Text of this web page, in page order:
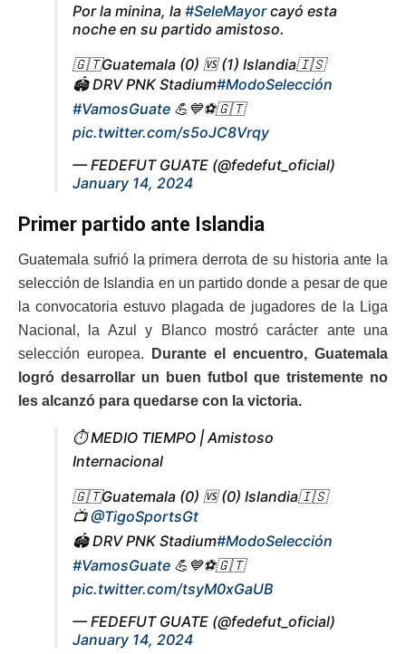
Por la minina, la #SeleMayorcayó esta
noche en su partido amistoso.
🇬🇹Guatemala (0) 🆚 (1) Islandia🇮🇸
🏟 DRV PNK Stadium#ModoSelección
#VamosGuate 💪💙⚽️🇬🇹
pic.twitter.com/s5oJC8Vrqy
— FEDEFUT GUATE (@fedefut_oficial)
January 14, 2024
Primer partido ante Islandia
Guatemala sufrió la primera derrota de su historia ante la
selección de Islandia en un partido donde a pesar de que
la convocatoria estuvo plagada de jugadores de la Liga
Nacional, la Azul y Blanco mostró carácter ante una
selección europea.
Durante el encuentro, Guatemala
logró desarrollar un buen futbol que tristemente no
les alcanzó para quedarse con la victoria.
⏱️ MEDIO TIEMPO | Amistoso
Internacional
🇬🇹Guatemala (0) 🆚 (0) Islandia🇮🇸
📺@TigoSportsGt
🏟 DRV PNK Stadium#ModoSelección
#VamosGuate 💪💙⚽️🇬🇹
pic.twitter.com/tsyM0xGaUB
— FEDEFUT GUATE (@fedefut_oficial)
January 14, 2024